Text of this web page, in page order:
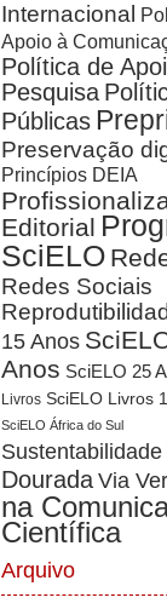
Internacional
Apoio à
Política de
Pesquisa
Públicas
Preservação
Princípios DEIA
Editorial
SciELO
Redes Sociais
15 Anos
Anos SciELO 25
Livros SciELO Livros
SciELO África do Sul
Sustentabilidade
DouradaVia
na
Científica
Arquivo